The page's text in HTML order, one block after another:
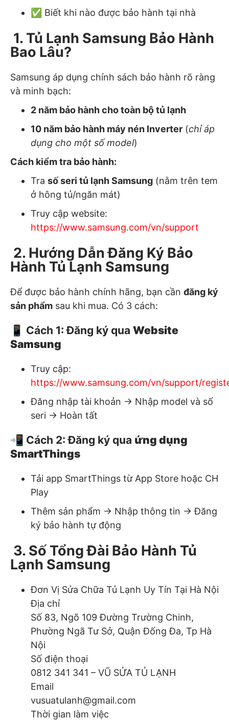
✅ Biết khi nào được bảo hành tại nhà
1. Tủ Lạnh Samsung Bảo Hành
Bao Lâu?
Samsung áp dụng chính sách bảo hành rõ ràng
và minh bạch:
2 năm bảo hành cho toàn bộ tủ lạnh
10 năm bảo hành máy nén Inverter (chỉ áp
dụng cho một số model)
Cách kiểm tra bảo hành:
Tra số seri tủ lạnh Samsung (nằm trên tem
ở hông tủ/ngăn mát)
Truy cập website:
https://www.samsung.com/vn/support
2. Hướng Dẫn Đăng Ký Bảo
Hành Tủ Lạnh Samsung
Để được bảo hành chính hãng, bạn cần đăng ký
sản phẩm sau khi mua. Có 3 cách:
📱 Cách 1: Đăng ký qua Website
Samsung
Truy cập:
https://www.samsung.com/vn/support/
Đăng nhập tài khoản → Nhập model và số
seri → Hoàn tất
📲 Cách 2: Đăng ký qua ứng dụng
SmartThings
Tải app SmartThings từ App Store hoặc CH
Play
Thêm sản phẩm → Nhập thông tin → Đăng
ký bảo hành tự động
3. Số Tổng Đài Bảo Hành Tủ
Lạnh Samsung
Đơn Vị Sửa Chữa Tủ Lạnh Uy Tín Tại Hà Nội
Địa chỉ
Số 83, Ngõ 109 Đường Trường Chinh,
Phường Ngã Tư Sở, Quận Đống Đa, Tp Hà
Nội
Số điện thoại
0812 341 341 – VŨ SỬA TỦ LẠNH
Email
vusuatulanh@gmail.com
Thời gian làm việc